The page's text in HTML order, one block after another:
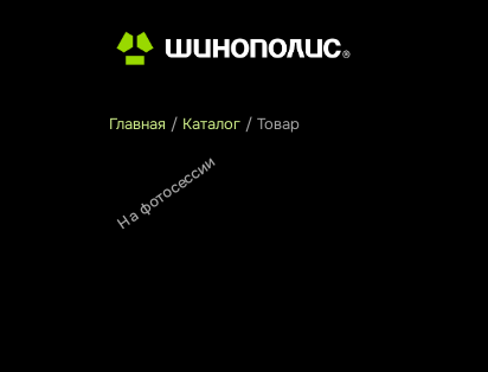
Главная / Каталог / Товар
На фотосессии